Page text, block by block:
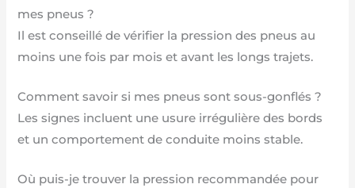
mes pneus ?
Il est conseillé de vérifier la pression des pneus au
moins une fois par mois et avant les longs trajets.
Comment savoir si mes pneus sont sous-gonflés ?
Les signes incluent une usure irrégulière des bords
et un comportement de conduite moins stable.
Où puis-je trouver la pression recommandée pour